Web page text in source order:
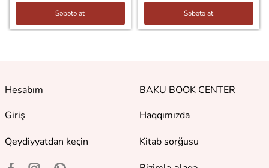
Səbətə at Səbətə at
Hesabım
Giriş
Qeydiyyatdan keçin
BAKU BOOK CENTER
Haqqımızda
Kitab sorğusu